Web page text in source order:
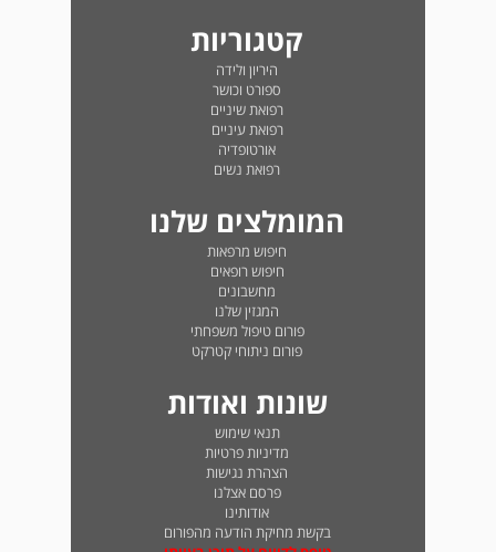
קטגוריות
היריון ולידה
ספורט וכושר
רפואת שיניים
רפואת עיניים
אורטופדיה
רפואת נשים
המומלצים שלנו
חיפוש מרפאות
חיפוש רופאים
מחשבונים
המגזין שלנו
פורום טיפול משפחתי
פורום ניתוחי קטרקט
שונות ואודות
תנאי שימוש
מדיניות פרטיות
הצהרת נגישות
פרסם אצלנו
אודותינו
בקשת מחיקת הודעה מהפורום